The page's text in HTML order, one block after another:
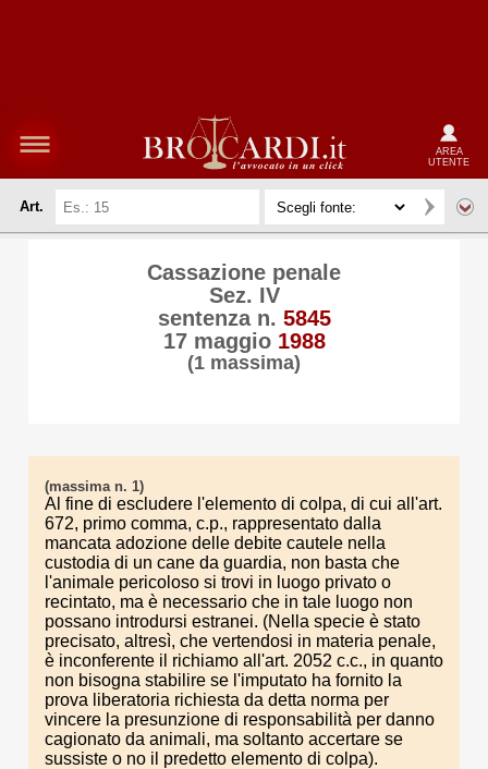
AREA
UTENTE
Art.
Cassazione penale
Sez. IV
sentenza n. 5845
17 maggio 1988
(1 massima)
(massima n. 1)
Al fine di escludere l'elemento di colpa, di cui all'art.
672, primo comma, c.p., rappresentato dalla
mancata adozione delle debite cautele nella
custodia di un cane da guardia, non basta che
l'animale pericoloso si trovi in luogo privato o
recintato, ma è necessario che in tale luogo non
possano introdursi estranei. (Nella specie è stato
precisato, altresì, che vertendosi in materia penale,
è inconferente il richiamo all'art. 2052 c.c., in quanto
non bisogna stabilire se l'imputato ha fornito la
prova liberatoria richiesta da detta norma per
vincere la presunzione di responsabilità per danno
cagionato da animali, ma soltanto accertare se
sussiste o no il predetto elemento di colpa).